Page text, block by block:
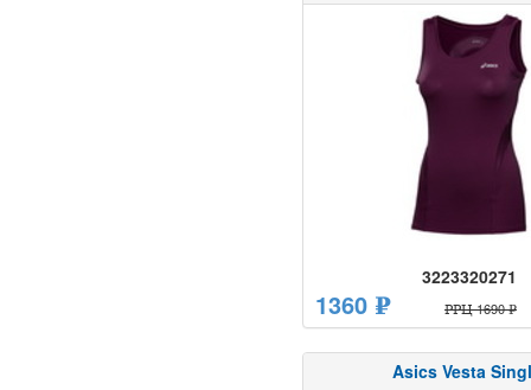
3223320271
1360 ₽ РРЦ 1690 ₽
Asics Vesta